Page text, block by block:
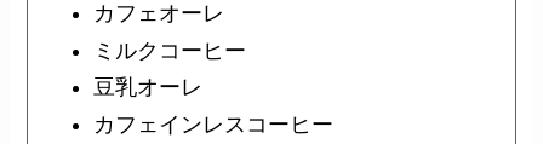
カフェオーレ
ミルクコーヒー
豆乳オーレ
カフェインレスコーヒー